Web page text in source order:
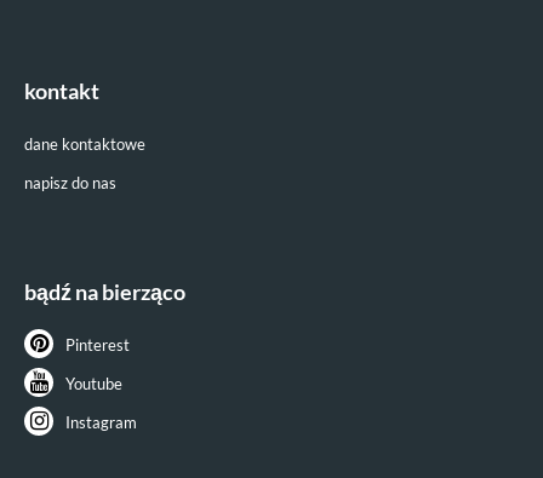
kontakt
dane kontaktowe
napisz do nas
bądź na bierząco
Pinterest
Youtube
Instagram